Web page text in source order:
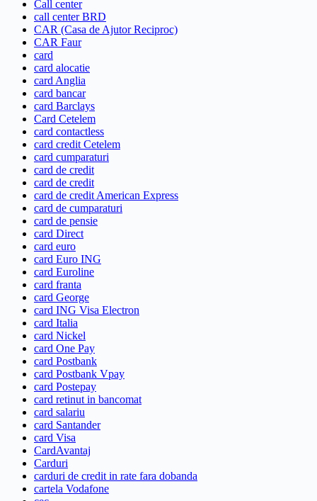
Call center
call center BRD
CAR (Casa de Ajutor Reciproc)
CAR Faur
card
card alocatie
card Anglia
card bancar
card Barclays
Card Cetelem
card contactless
card credit Cetelem
card cumparaturi
card de credit
card de credit
card de credit American Express
card de cumparaturi
card de pensie
card Direct
card euro
card Euro ING
card Euroline
card franta
card George
card ING Visa Electron
card Italia
card Nickel
card One Pay
card Postbank
card Postbank Vpay
card Postepay
card retinut in bancomat
card salariu
card Santander
card Visa
CardAvantaj
Carduri
carduri de credit in rate fara dobanda
cartela Vodafone